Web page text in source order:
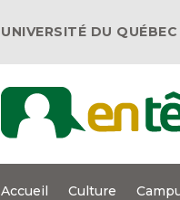
UNIVERSITÉ DU
Accueil Culture